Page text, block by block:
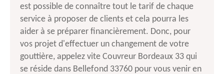
est possible de connaître tout le tarif de chaque
service à proposer de clients et cela pourra les
aider à se préparer financièrement. Donc, pour
vos projet d'effectuer un changement de votre
gouttière, appelez vite Couvreur Bordeaux 33 qui
se réside dans Bellefond 33760 pour vous venir en